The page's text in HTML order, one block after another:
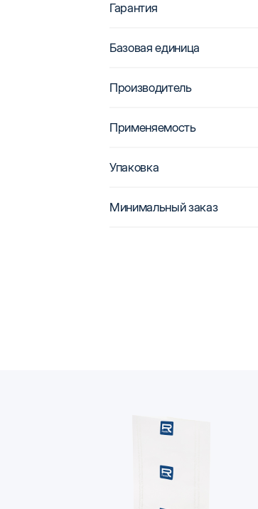
Гарантия
Базовая единица
Производитель
Применяемость
Упаковка
Минимальный заказ